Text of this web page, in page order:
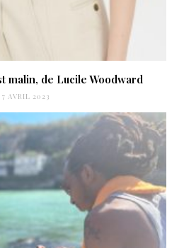
malin, de Lucile Woodward
7 AVRIL 2023